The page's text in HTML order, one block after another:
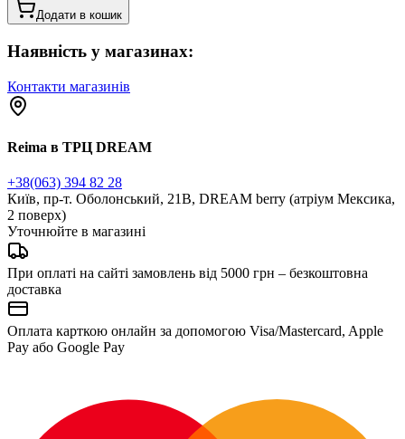
Додати в кошик
Наявність у магазинах:
Контакти магазинів
Reima в ТРЦ DREAM
+38(063) 394 82 28
Київ, пр-т. Оболонський, 21В, DREAM berry (атріум Мексика,
2 поверх)
Уточнюйте в магазині
При оплаті на сайті замовлень від 5000 грн – безкоштовна
доставка
Оплата карткою онлайн за допомогою Visa/Mastercard, Apple
Pay або Google Pay